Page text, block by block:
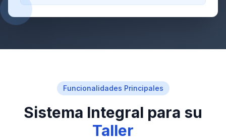
Funcionalidades Principales
Sistema Integral para su
Taller